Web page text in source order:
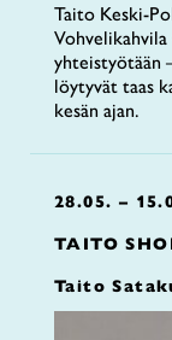
Taito Keski-
yhteistyötään
löytyvät taas
kesän ajan.
28.05. –
TAITO
Taito